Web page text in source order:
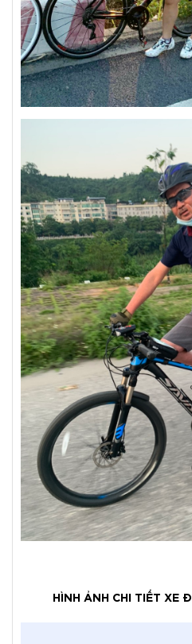
HÌNH ẢNH CHI TIẾT XE